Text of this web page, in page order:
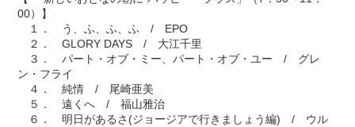
00）】
１． う、ふ、ふ、ふ / EPO
２． GLORY DAYS / 大江千里
３． パート・オブ・ミー、パート・オブ・ユー / グレ
ン・フライ
４． 純情 / 尾崎亜美
５． 遠くへ / 福山雅治
６． 明日があるさ(ジョージアで行きましょう編) / ウル